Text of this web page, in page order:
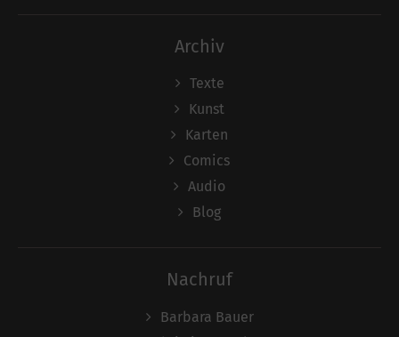
Archiv
Texte
Kunst
Karten
Comics
Audio
Blog
Nachruf
Barbara Bauer